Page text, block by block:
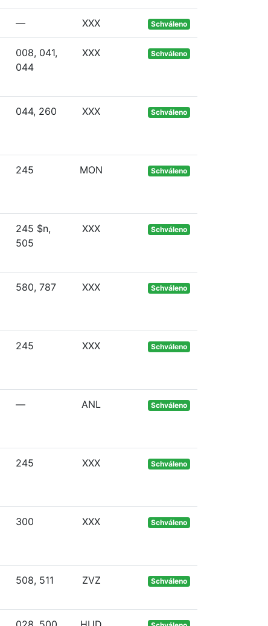
— XXX Schváleno
008, 041,
044
XXX Schváleno
044, 260 XXX Schváleno
245 MON Schváleno
245 $n,
505
XXX Schváleno
580, 787 XXX Schváleno
245 XXX Schváleno
— ANL Schváleno
245 XXX Schváleno
300 XXX Schváleno
508, 511 ZVZ Schváleno